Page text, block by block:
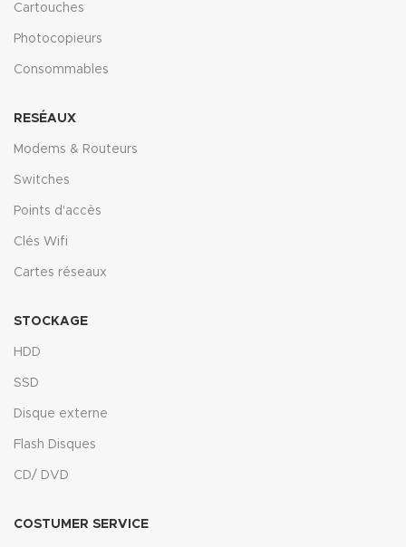
Cartouches
Photocopieurs
Consommables
RESÉAUX
Modems & Routeurs
Switches
Points d'accès
Clés Wifi
Cartes réseaux
STOCKAGE
HDD
SSD
Disque externe
Flash Disques
CD/ DVD
COSTUMER SERVICE